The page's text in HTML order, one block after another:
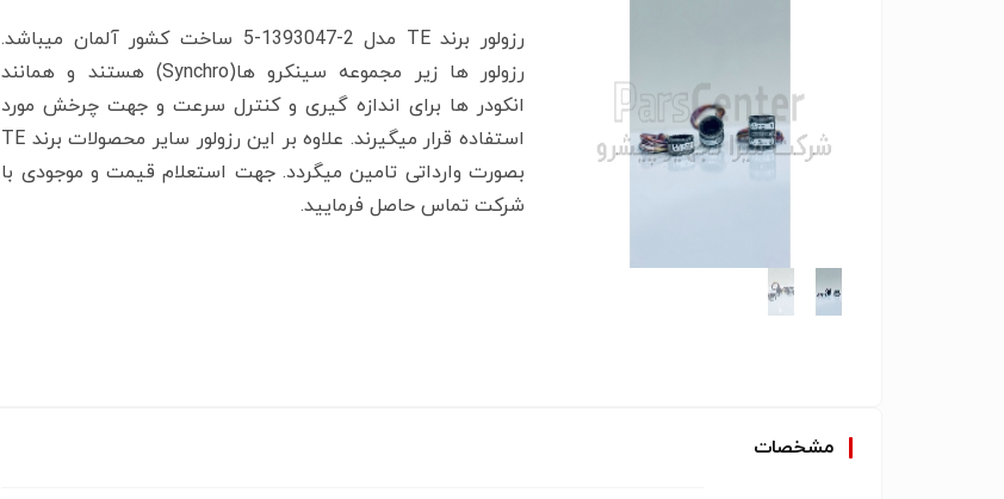
رزولور برند TE مدل 2-1393047-5 ساخت کشور آلمان میباشد.
رزولور ها زیر مجموعه سینکرو ها(Synchro) هستند و همانند
انکودر ها برای اندازه گیری و کنترل سرعت و جهت چرخش مورد
استفاده قرار میگیرند. علاوه بر این رزولور سایر محصولات برند TE
بصورت وارداتی تامین میگردد. جهت استعلام قیمت و موجودی با
شرکت تماس حاصل فرمایید.
مشخصات